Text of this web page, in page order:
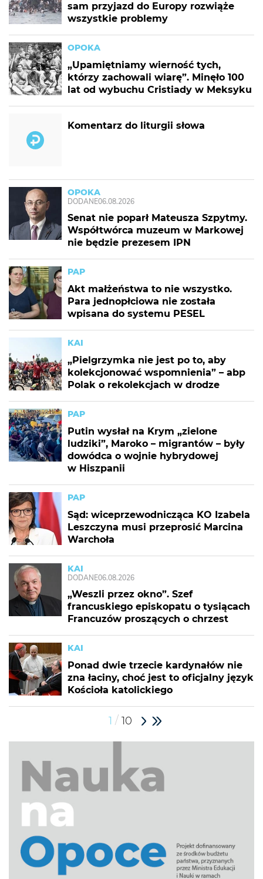
sam przyjazd do Europy rozwiąże
wszystkie problemy
OPOKA
„Upamiętniamy wierność tych,
którzy zachowali wiarę”. Minęło 100
lat od wybuchu Cristiady w Meksyku
Komentarz do liturgii słowa
OPOKA
DODANE06.08.2026
Senat nie poparł Mateusza Szpytmy.
Współtwórca muzeum w Markowej
nie będzie prezesem IPN
PAP
Akt małżeństwa to nie wszystko.
Para jednopłciowa nie została
wpisana do systemu PESEL
KAI
„Pielgrzymka nie jest po to, aby
kolekcjonować wspomnienia” – abp
Polak o rekolekcjach w drodze
PAP
Putin wysłał na Krym „zielone
ludziki”, Maroko – migrantów – były
dowódca o wojnie hybrydowej
w Hiszpanii
PAP
Sąd: wiceprzewodnicząca KO Izabela
Leszczyna musi przeprosić Marcina
Warchoła
KAI
DODANE06.08.2026
„Weszli przez okno”. Szef
francuskiego episkopatu o tysiącach
Francuzów proszących o chrzest
KAI
Ponad dwie trzecie kardynałów nie
zna łaciny, choć jest to oficjalny język
Kościoła katolickiego
1 / 10